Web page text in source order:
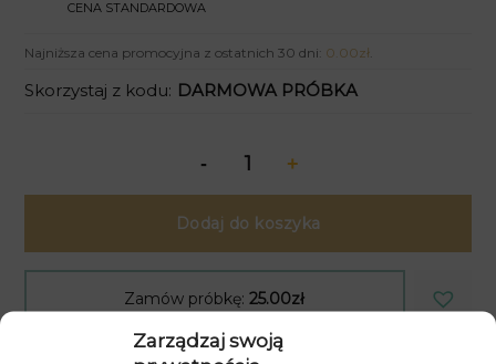
Zarządzaj swoją
CENA STANDARDOWA
Najniższa cena promocyjna z ostatnich 30 dni: 0.00zł
Skorzystaj z kodu: DARMOWA PRÓBKA
Dodaj do koszyka
Zamów próbkę:25.00zł